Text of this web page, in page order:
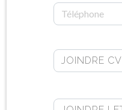
JOINDRE CV